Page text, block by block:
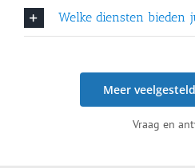
Welke diensten bieden
Meer
Vraag en